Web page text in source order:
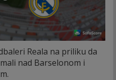
Reala na priliku da
nad Barselonom i